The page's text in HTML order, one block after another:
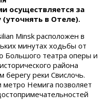
осуществляется за
в Отеле).
Minsk расположен в
минутах ходьбы от
Большого театра оперы и
района
берегу реки Свислочь.
Немига позволяет